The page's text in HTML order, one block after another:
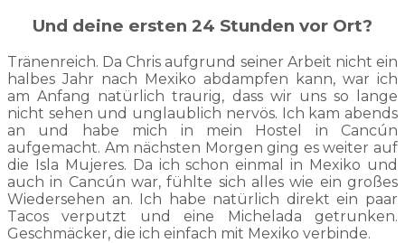
Und deine ersten 24 Stunden vor Ort?
Tränenreich. Da Chris aufgrund seiner Arbeit nicht ein
halbes Jahr nach Mexiko abdampfen kann, war ich
am Anfang natürlich traurig, dass wir uns so lange
nicht sehen und unglaublich nervös. Ich kam abends
an und habe mich in mein Hostel in Cancún
aufgemacht. Am nächsten Morgen ging es weiter auf
die Isla Mujeres. Da ich schon einmal in Mexiko und
auch in Cancún war, fühlte sich alles wie ein großes
Wiedersehen an. Ich habe natürlich direkt ein paar
Tacos verputzt und eine Michelada getrunken.
Geschmäcker, die ich einfach mit Mexiko verbinde.